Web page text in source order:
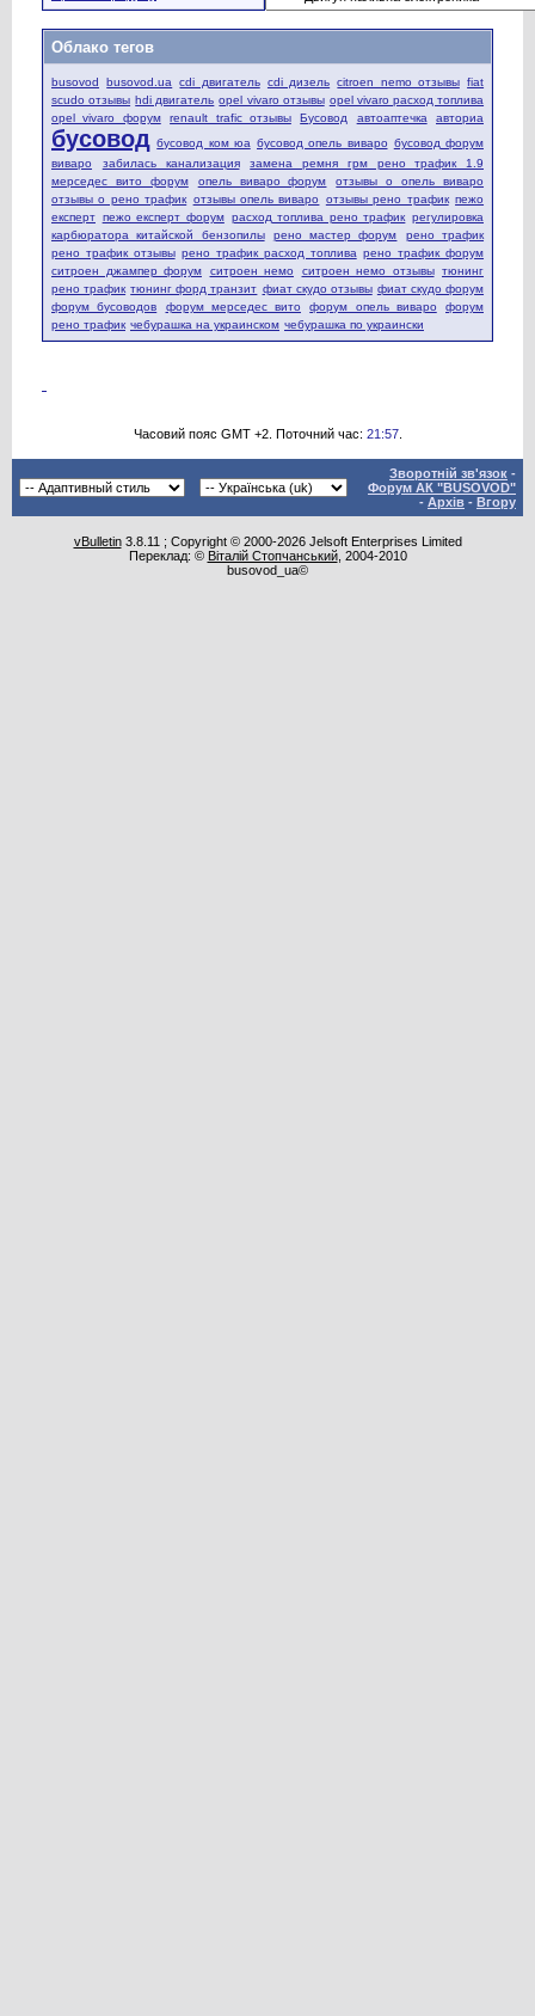
Облако тегов
busovod busovod.ua cdi двигатель cdi дизель citroen nemo отзывы fiat
scudo отзывы hdi двигатель opel vivaro отзывы opel vivaro расход топлива
opel vivaro форум
renault trafic отзывы Бусовод автоаптечка авториа
бусовод бусовод ком юа бусовод опель виваро бусовод форум
виваро
забилась канализация
замена ремня грм рено трафик 1.9
мерседес вито форум
опель виваро форум
отзывы о опель виваро
отзывы о рено трафик отзывы опель виваро отзывы рено трафик пежо
експерт пежо експерт форум расход топлива рено трафик регулировка
карбюратора китайской бензопилы
рено мастер форум
рено трафик
рено трафик отзывы рено трафик расход топлива рено трафик форум
ситроен джампер форум
ситроен немо ситроен немо отзывы тюнинг
рено трафик тюнинг форд транзит фиат скудо отзывы фиат скудо форум
форум бусоводов
форум мерседес вито форум опель виваро
форум
рено трафик чебурашка на украинском чебурашка по украински
Часовий пояс GMT +2. Поточний час: 21:57.
Зворотній зв'язок -
Форум АК "BUSOVOD"
- Архів - Вгору
vBulletin3.8.11 ; Copyright © 2000-2026 Jelsoft Enterprises Limited
Переклад: © Віталій Стопчанський, 2004-2010
busovod_ua©